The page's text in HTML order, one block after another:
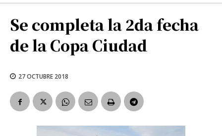
Se completa la 2da fecha
de la Copa Ciudad
27 OCTUBRE 2018